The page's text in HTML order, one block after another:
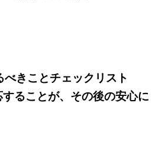
べきことチェックリスト
ることが、その後の安心に